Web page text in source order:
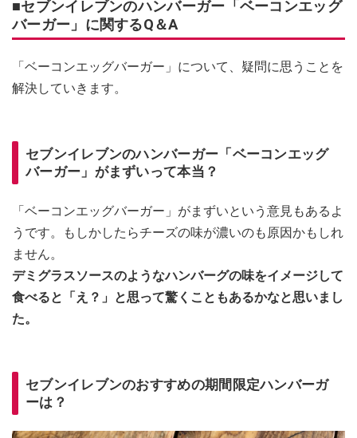
■セブンイレブンのハンバーガー「ベーコンエッグ
バーガー」に関するQ＆A
「ベーコンエッグバーガー」について、疑問に思うことを
解決していきます。
セブンイレブンのハンバーガー「ベーコンエッグ
バーガー」がまずいって本当？
「ベーコンエッグバーガー」がまずいという意見もあるよ
うです。もしかしたらチーズの味が濃いのも原因かもしれ
ません。
デミグラスソースのようなハンバーグの味をイメージして
食べると「え？」と思って驚くこともあるかなと思いまし
た。
セブンイレブンのおすすめの期間限定ハンバーガ
ーは？